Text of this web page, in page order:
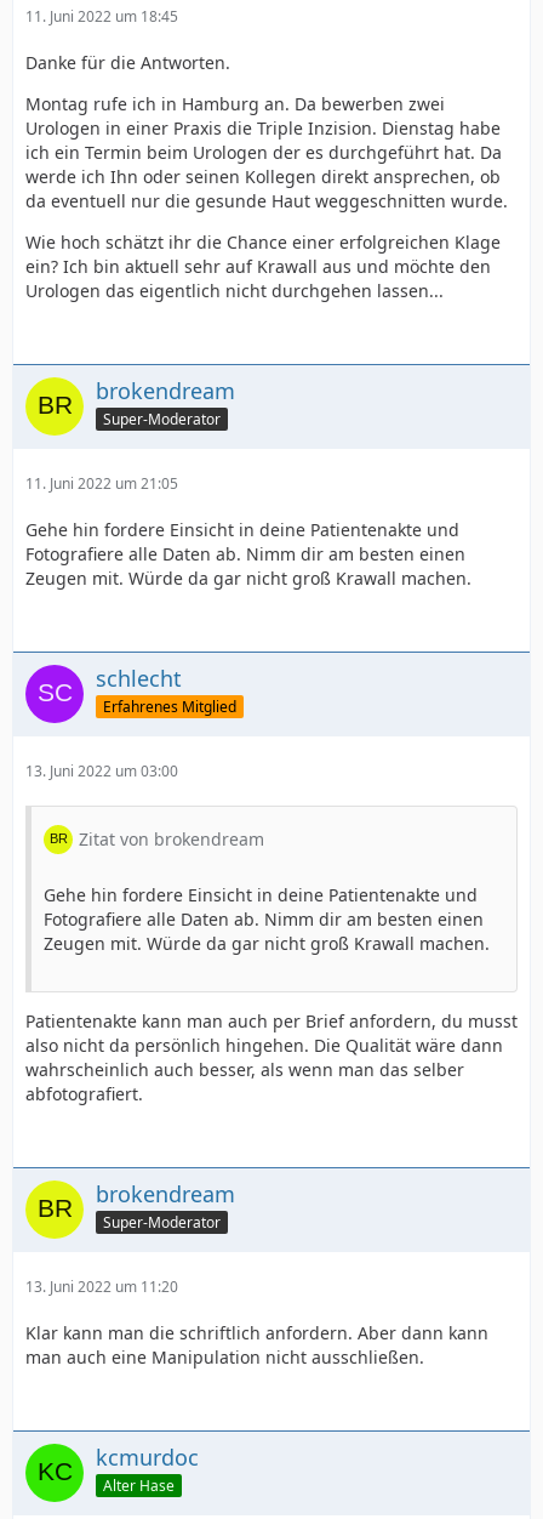
11. Juni 2022 um 18:45
Danke für die Antworten.
Montag rufe ich in Hamburg an. Da bewerben zwei
Urologen in einer Praxis die Triple Inzision. Dienstag habe
ich ein Termin beim Urologen der es durchgeführt hat. Da
werde ich Ihn oder seinen Kollegen direkt ansprechen, ob
da eventuell nur die gesunde Haut weggeschnitten wurde.
Wie hoch schätzt ihr die Chance einer erfolgreichen Klage
ein? Ich bin aktuell sehr auf Krawall aus und möchte den
Urologen das eigentlich nicht durchgehen lassen...
brokendream
Super-Moderator
11. Juni 2022 um 21:05
Gehe hin fordere Einsicht in deine Patientenakte und
Fotografiere alle Daten ab. Nimm dir am besten einen
Zeugen mit. Würde da gar nicht groß Krawall machen.
schlecht
Erfahrenes Mitglied
13. Juni 2022 um 03:00
Zitat von brokendream
Gehe hin fordere Einsicht in deine Patientenakte und
Fotografiere alle Daten ab. Nimm dir am besten einen
Zeugen mit. Würde da gar nicht groß Krawall machen.
Patientenakte kann man auch per Brief anfordern, du musst
also nicht da persönlich hingehen. Die Qualität wäre dann
wahrscheinlich auch besser, als wenn man das selber
abfotografiert.
brokendream
Super-Moderator
13. Juni 2022 um 11:20
Klar kann man die schriftlich anfordern. Aber dann kann
man auch eine Manipulation nicht ausschließen.
kcmurdoc
Alter Hase